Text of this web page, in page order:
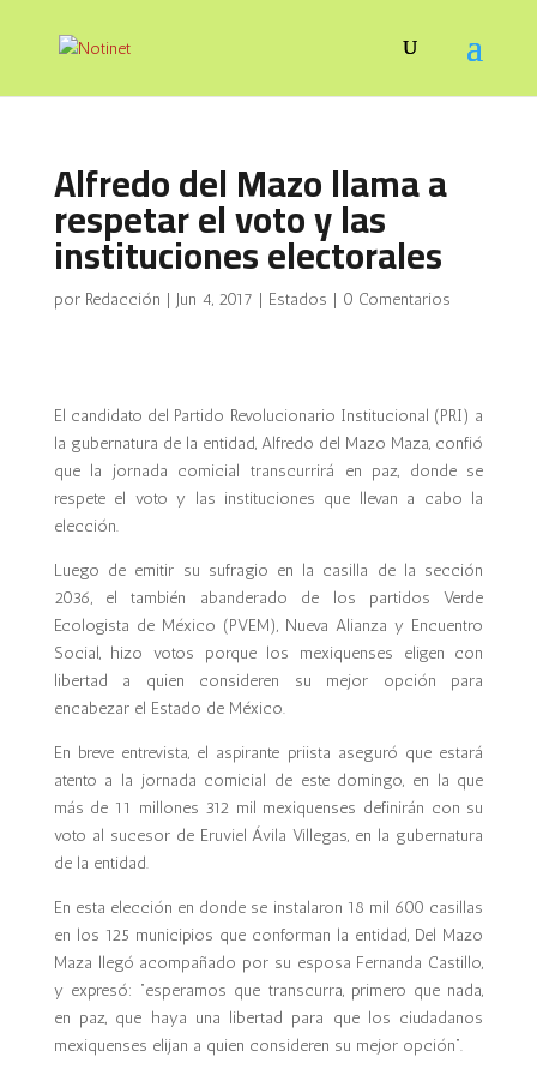
Alfredo del Mazo llama a
respetar el voto y las
instituciones electorales
por Redacción | Jun 4, 2017 | Estados | 0 Comentarios
El candidato del Partido Revolucionario Institucional (PRI) a
la gubernatura de la entidad, Alfredo del Mazo Maza, confió
que la jornada comicial transcurrirá en paz, donde se
respete el voto y las instituciones que llevan a cabo la
elección.
Luego de emitir su sufragio en la casilla de la sección
2036, el también abanderado de los partidos Verde
Ecologista de México (PVEM), Nueva Alianza y Encuentro
Social, hizo votos porque los mexiquenses eligen con
libertad a quien consideren su mejor opción para
encabezar el Estado de México.
En breve entrevista, el aspirante priista aseguró que estará
atento a la jornada comicial de este domingo, en la que
más de 11 millones 312 mil mexiquenses definirán con su
voto al sucesor de Eruviel Ávila Villegas, en la gubernatura
de la entidad.
En esta elección en donde se instalaron 18 mil 600 casillas
en los 125 municipios que conforman la entidad, Del Mazo
Maza llegó acompañado por su esposa Fernanda Castillo,
y expresó: “esperamos que transcurra, primero que nada,
en paz, que haya una libertad para que los ciudadanos
mexiquenses elijan a quien consideren su mejor opción”.